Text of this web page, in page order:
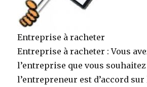
Entreprise à racheter
Entreprise à racheter : Vous
l’entreprise que vous
l’entrepreneur est d’accord